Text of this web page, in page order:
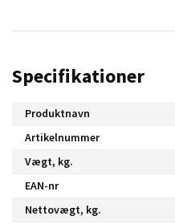
Specifikationer
Produktnavn
Artikelnummer
Vægt, kg.
EAN-nr
Nettovægt, kg.